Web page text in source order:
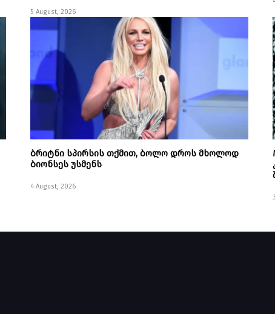
5 August, 2026
ბრიტნი სპირსის თქმით, ბოლო დროს მხოლოდ
ბიონსეს უსმენს
4 August, 2026